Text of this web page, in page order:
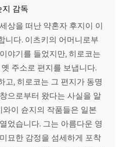
지 감독
상을 떠난 약혼자 후지이 이
니다. 이츠키의 어머니로부
야기를 들었지만, 히로코는
주소로 편지를 보냅니다.
고, 히로코는 그 편지가 동명
으로부터 왔다는 사실을 알
이 슌지의 작품들은 일본
었습니다. 그는 아름다운 영
묘한 감정을 섬세하게 포착